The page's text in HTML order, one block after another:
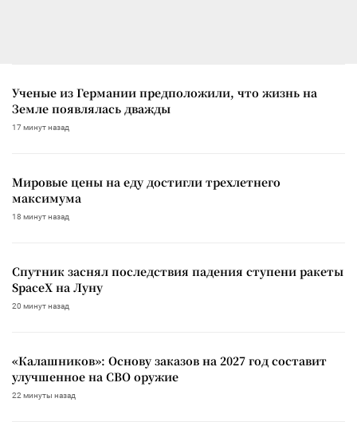
Ученые из Германии предположили, что жизнь на
Земле появлялась дважды
17 минут назад
Мировые цены на еду достигли трехлетнего
максимума
18 минут назад
Спутник заснял последствия падения ступени ракеты
SpaceX на Луну
20 минут назад
«Калашников»: Основу заказов на 2027 год составит
улучшенное на СВО оружие
22 минуты назад